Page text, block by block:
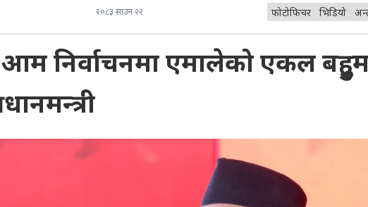
२०८३ साउन २२ फोटोफिचर भिडियो
निर्वाचनमा एमालेको एकल